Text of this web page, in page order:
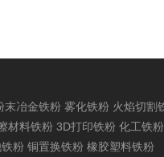
末冶金铁粉 雾化铁粉 火焰切割
材料铁粉 3D打印铁粉 化工铁粉
粉 铜置换铁粉 橡胶塑料铁粉